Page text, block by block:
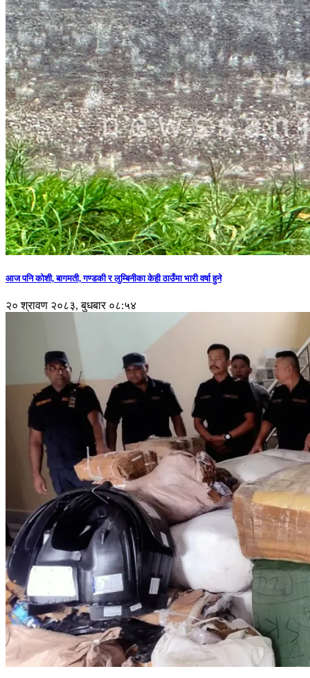
आज पनि कोशी, बागमती, गण्डकी र लुम्बिनीका केही ठाउँमा भारी वर्षा हुने
२० श्रावण २०८३, बुधबार ०८:५४